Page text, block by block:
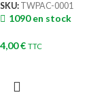
SKU: TWPAC-0001
1090 en stock
4,00€ TTC